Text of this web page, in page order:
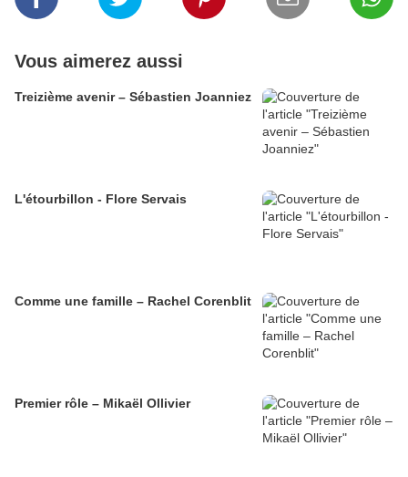
Vous aimerez aussi
Treizième avenir – Sébastien Joanniez
L'étourbillon - Flore Servais
Comme une famille – Rachel Corenblit
Premier rôle – Mikaël Ollivier